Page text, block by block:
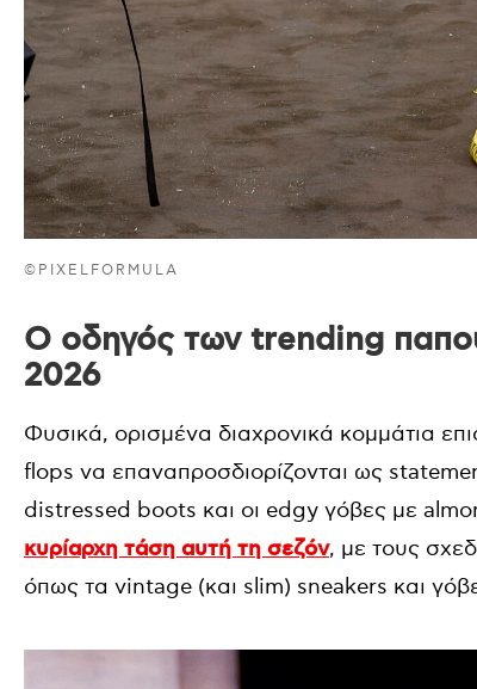
©PIXELFORMULA
Ο οδηγός των trending
2026
Φυσικά, ορισμένα διαχρονικά κομμάτια
flops να επαναπροσδιορίζονται ως
distressed boots και οι edgy γόβες με
κυρίαρχη τάση αυτή τη σεζόν, με τους
όπως τα vintage (και slim) sneakers και